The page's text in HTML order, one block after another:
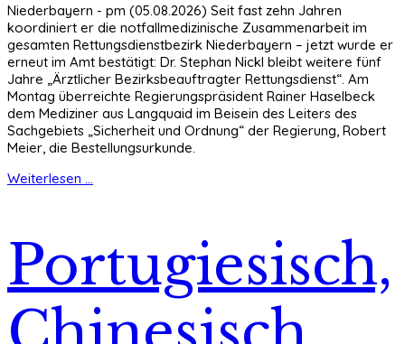
Niederbayern - pm (05.08.2026) Seit fast zehn Jahren
koordiniert er die notfallmedizinische Zusammenarbeit im
gesamten Rettungsdienstbezirk Niederbayern – jetzt wurde er
erneut im Amt bestätigt: Dr. Stephan Nickl bleibt weitere fünf
Jahre „Ärztlicher Bezirksbeauftragter Rettungsdienst“. Am
Montag überreichte Regierungspräsident Rainer Haselbeck
dem Mediziner aus Langquaid im Beisein des Leiters des
Sachgebiets „Sicherheit und Ordnung“ der Regierung, Robert
Meier, die Bestellungsurkunde.
Weiterlesen ...
Portugiesisch,